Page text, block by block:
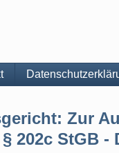
Zur
202c StGB -